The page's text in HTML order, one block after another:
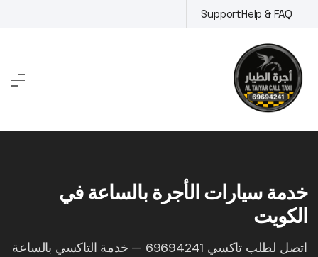
to
content
Help & FAQ
Support
خدمة سيارات الأجرة بالساعة في
الكويت
اتصل لطلب تاكسي 69694241 — خدمة التاكسي بالساعة